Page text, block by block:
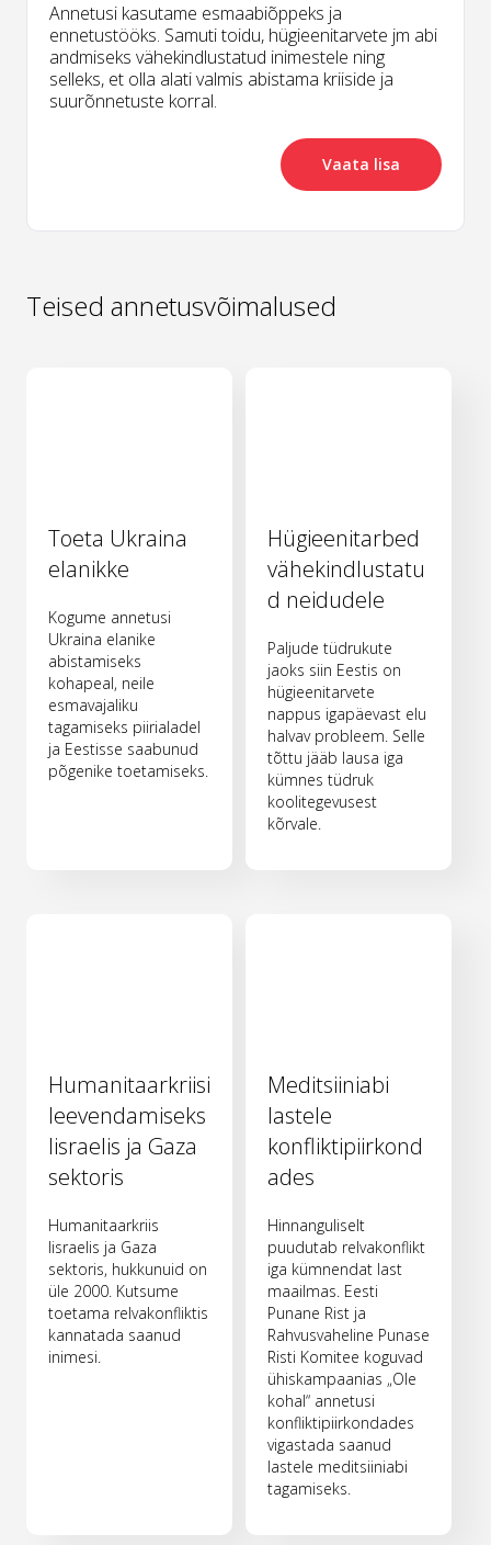
Annetusi kasutame esmaabiõppeks ja
ennetustööks. Samuti toidu, hügieenitarvete jm abi
andmiseks vähekindlustatud inimestele ning
selleks, et olla alati valmis abistama kriiside ja
suurõnnetuste korral.
Vaata lisa
Teised annetusvõimalused
Toeta Ukraina
elanikke
Kogume annetusi
Ukraina elanike
abistamiseks
kohapeal, neile
esmavajaliku
tagamiseks piirialadel
ja Eestisse saabunud
põgenike toetamiseks.
Hügieenitarbed
vähekindlustatu
d neidudele
Paljude tüdrukute
jaoks siin Eestis on
hügieenitarvete
nappus igapäevast elu
halvav probleem. Selle
tõttu jääb lausa iga
kümnes tüdruk
koolitegevusest
kõrvale.
Humanitaarkriisi
leevendamiseks
Iisraelis ja Gaza
sektoris
Humanitaarkriis
Iisraelis ja Gaza
sektoris, hukkunuid on
üle 2000. Kutsume
toetama relvakonfliktis
kannatada saanud
inimesi.
Meditsiiniabi
lastele
konfliktipiirkond
ades
Hinnanguliselt
puudutab relvakonflikt
iga kümnendat last
maailmas. Eesti
Punane Rist ja
Rahvusvaheline Punase
Risti Komitee koguvad
ühiskampaanias „Ole
kohal“ annetusi
konfliktipiirkondades
vigastada saanud
lastele meditsiiniabi
tagamiseks.